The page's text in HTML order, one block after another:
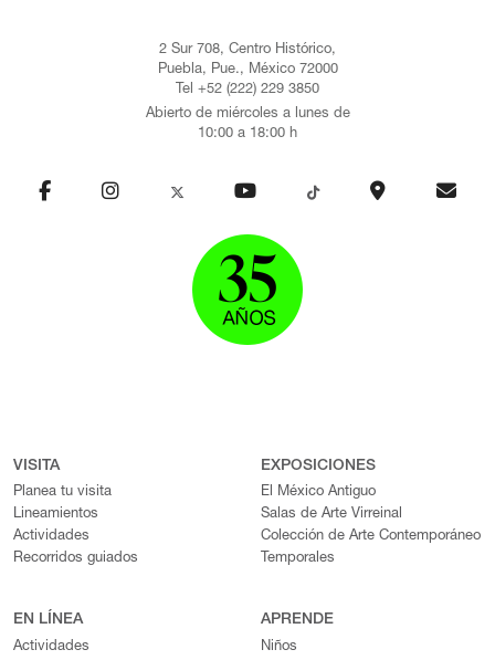
2 Sur 708, Centro Histórico,
Puebla, Pue., México 72000
Tel +52 (222) 229 3850
Abierto de miércoles a lunes de
10:00 a 18:00 h
VISITA
Planea tu visita
Lineamientos
Actividades
Recorridos guiados
EXPOSICIONES
El México Antiguo
Salas de Arte Virreinal
Colección de Arte Contemporáneo
Temporales
EN LÍNEA
Actividades
APRENDE
Niños